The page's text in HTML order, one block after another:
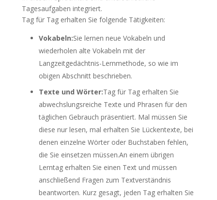
Tagesaufgaben integriert.
Tag für Tag erhalten Sie folgende Tätigkeiten:
Vokabeln:Sie lernen neue Vokabeln und
wiederholen alte Vokabeln mit der
Langzeitgedächtnis-Lernmethode, so wie im
obigen Abschnitt beschrieben.
Texte und Wörter:Tag für Tag erhalten Sie
abwechslungsreiche Texte und Phrasen für den
täglichen Gebrauch präsentiert. Mal müssen Sie
diese nur lesen, mal erhalten Sie Lückentexte, bei
denen einzelne Wörter oder Buchstaben fehlen,
die Sie einsetzen müssen.An einem übrigen
Lerntag erhalten Sie einen Text und müssen
anschließend Fragen zum Textverständnis
beantworten. Kurz gesagt, jeden Tag erhalten Sie